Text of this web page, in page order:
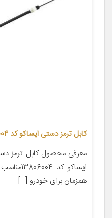
کابل ترمز دستی ایساکو کد 13806004مناسب برای پژو 405
معرفی محصول کابل ترمز
همزمان برای خودرو […]